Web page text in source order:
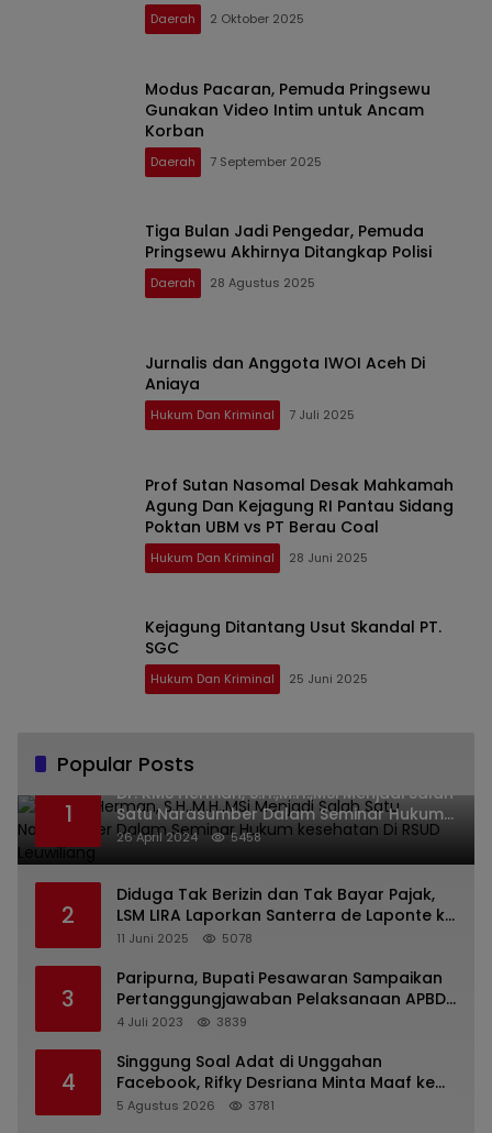
Daerah 2 Oktober 2025
Modus Pacaran, Pemuda Pringsewu
Gunakan Video Intim untuk Ancam
Korban
Daerah 7 September 2025
Tiga Bulan Jadi Pengedar, Pemuda
Pringsewu Akhirnya Ditangkap Polisi
Daerah 28 Agustus 2025
Jurnalis dan Anggota IWOI Aceh Di
Aniaya
Hukum Dan Kriminal 7 Juli 2025
Prof Sutan Nasomal Desak Mahkamah
Agung Dan Kejagung RI Pantau Sidang
Poktan UBM vs PT Berau Coal
Hukum Dan Kriminal 28 Juni 2025
Kejagung Ditantang Usut Skandal PT.
SGC
Hukum Dan Kriminal 25 Juni 2025
Popular Posts
1
Dr. KMS Herman, S.H.,M.H.,MSi Menjadi Salah
Satu Narasumber Dalam Seminar Hukum
kesehatan Di RSUD Leuwiliang
26 April 2024 5458
2
Diduga Tak Berizin dan Tak Bayar Pajak,
LSM LIRA Laporkan Santerra de Laponte ke
Kejaksaan Kota Batu
11 Juni 2025 5078
3
Paripurna, Bupati Pesawaran Sampaikan
Pertanggungjawaban Pelaksanaan APBD
2022
4 Juli 2023 3839
4
Singgung Soal Adat di Unggahan
Facebook, Rifky Desriana Minta Maaf ke
PDA dan Bupati Kubar
5 Agustus 2026 3781